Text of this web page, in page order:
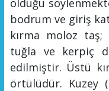
olduğu
bodrum ve giriş
kırma moloz
tuğla ve kerpiç
edilmiştir. Üstü
örtülüdür. Kuzey